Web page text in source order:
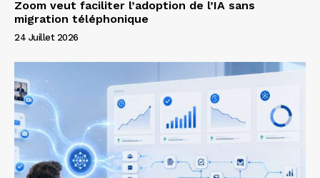
Zoom veut faciliter l’adoption de l’IA sans
migration téléphonique
24 Juillet 2026